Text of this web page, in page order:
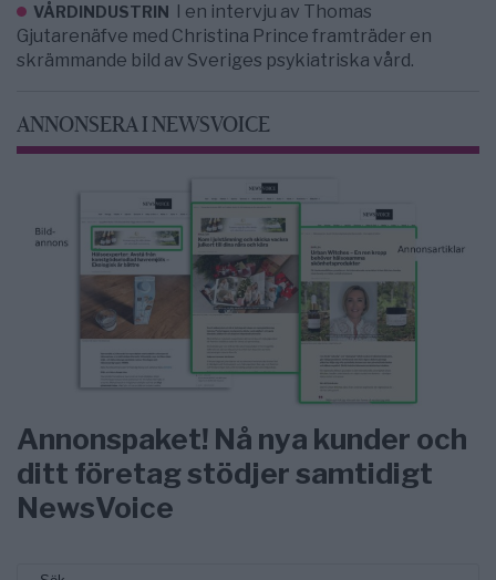
VÅRDINDUSTRIN
I en intervju av Thomas
Gjutarenäfve med Christina Prince framträder en
skrämmande bild av Sveriges psykiatriska vård.
ANNONSERA I NEWSVOICE
Annonspaket! Nå nya kunder och
ditt företag stödjer samtidigt
NewsVoice